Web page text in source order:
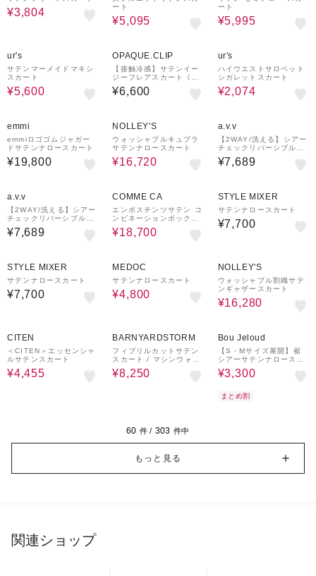
¥3,804
ート
¥5,095
ート
¥5,995
ur's
サテンマーメイドマキシ
スカート
¥5,600
OPAQUE.CLIP
【接触冷感】サテンイー
ジーフレアスカート《洗
濯機OK》
¥6,600
ur's
ハイウエストサロペット
シガレットスカート
¥2,074
emmi
emmiロゴゴムジャガー
ドサテンナロースカート
¥19,800
NOLLEY'S
ウォッシャブルキュプラ
サテンナロースカート
¥16,720
a.v.v
【2WAY/洗える】シアー
チェックリバーシブルス
カート
¥7,689
a.v.v
【2WAY/洗える】シアー
チェックリバーシブルス
カート
¥7,689
COMME CA
エンボスチンツサテン コ
ンビネーションボックス
プリーツスカート
¥18,700
STYLE MIXER
サテンナロースカート
¥7,700
STYLE MIXER
サテンナロースカート
¥7,700
MEDOC
サテンナロースカート
¥4,800
NOLLEY'S
ウォッシャブル割織サテ
ンギャザースカート
¥16,280
CITEN
＜CITEN＞エッセンシャ
ルサテンスカート
¥4,455
BARNYARDSTORM
フィブリルカットサテン
スカート / マシンウォッ
シャブル【JAPAN FABR
IC】
¥8,250
Bou Jeloud
【S・Mサイズ展開】裾
シアーサテンナロースカ
ート
¥3,300
まとめ割
60 件 / 303 件中
もっと見る
関連ショップ